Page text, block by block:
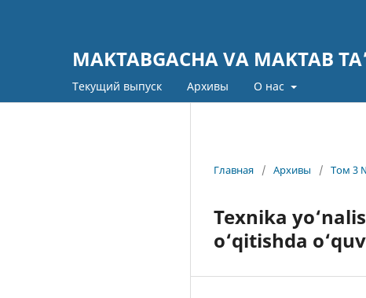
MAKTABGACHA VA MAKTAB
Текущий выпуск Архивы О нас
Главная / Архивы / Том 3
Texnika
o‘qitishda